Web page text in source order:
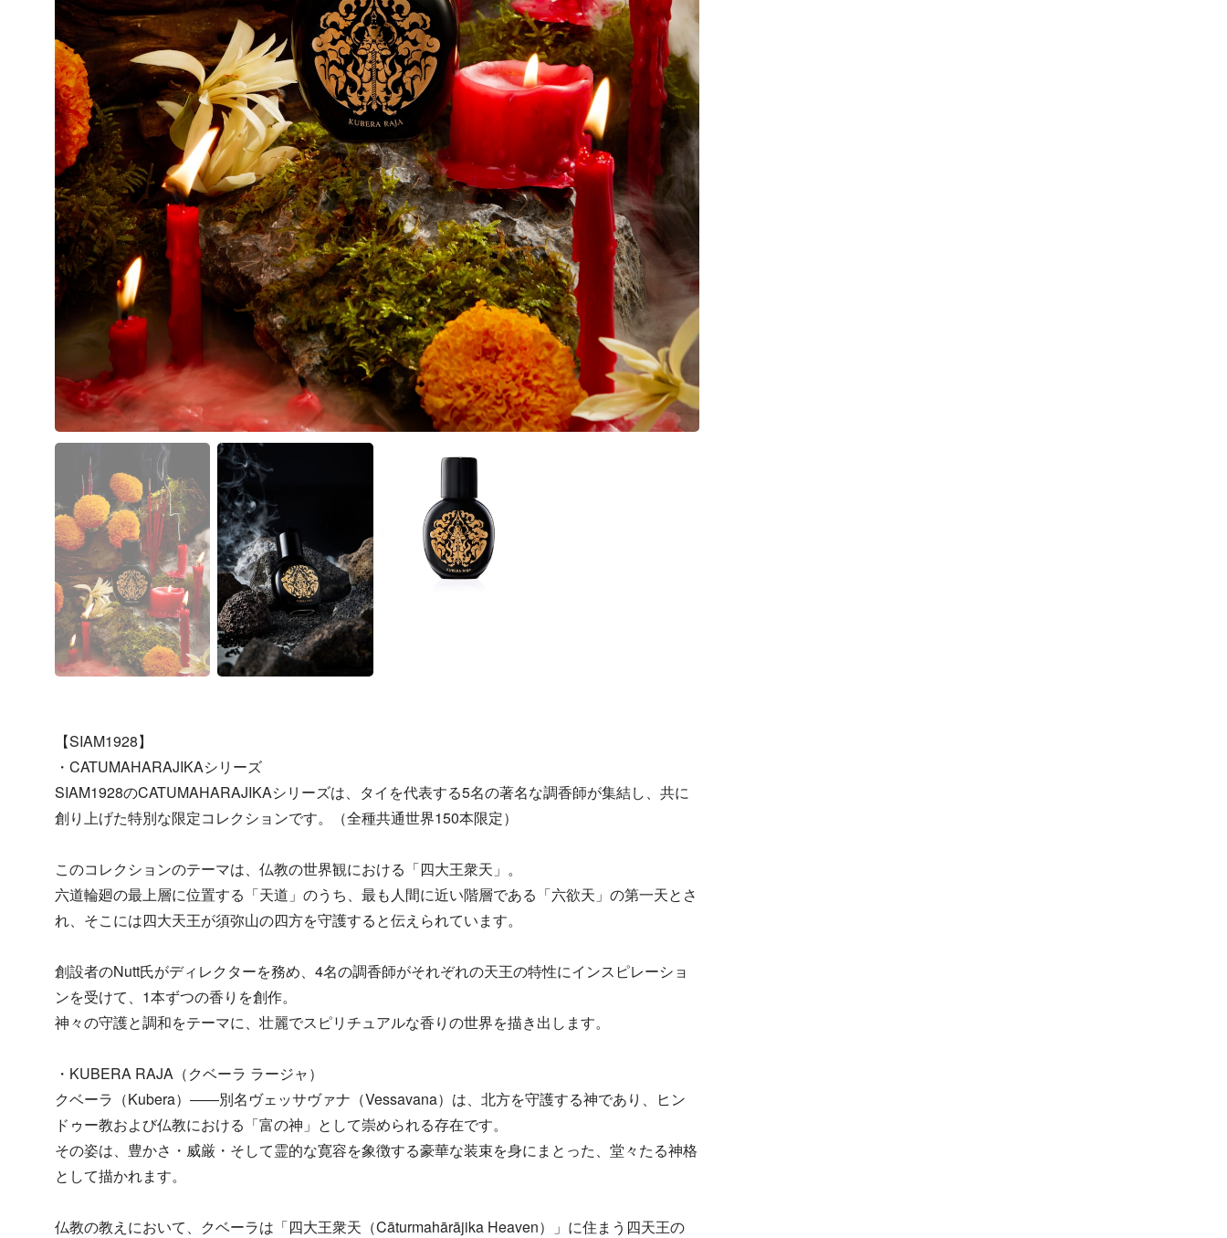
【SIAM1928】
・CATUMAHARAJIKAシリーズ
SIAM1928のCATUMAHARAJIKAシリーズは、タイを代表する5名の著名な調香師が集結し、共に
創り上げた特別な限定コレクションです。（全種共通世界150本限定）
このコレクションのテーマは、仏教の世界観における「四大王衆天」。
六道輪廻の最上層に位置する「天道」のうち、最も人間に近い階層である「六欲天」の第一天とさ
れ、そこには四大天王が須弥山の四方を守護すると伝えられています。
創設者のNutt氏がディレクターを務め、4名の調香師がそれぞれの天王の特性にインスピレーショ
ンを受けて、1本ずつの香りを創作。
神々の守護と調和をテーマに、壮麗でスピリチュアルな香りの世界を描き出します。
・KUBERA RAJA（クベーラ ラージャ）
クベーラ（Kubera）――別名ヴェッサヴァナ（Vessavana）は、北方を守護する神であり、ヒン
ドゥー教および仏教における「富の神」として崇められる存在です。​
その姿は、豊かさ・威厳・そして霊的な寛容を象徴する豪華な装束を身にまとった、堂々たる神格
として描かれます。​
​仏教の教えにおいて、クベーラは「四大王衆天（Cāturmahārājika Heaven）」に住まう四天王の